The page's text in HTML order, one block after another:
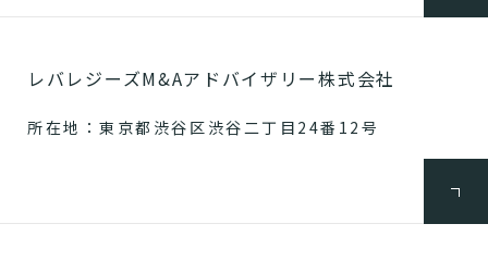
レバレジーズM&Aアドバイザリー株式会社
所在地：東京都渋谷区渋谷二丁目24番12号